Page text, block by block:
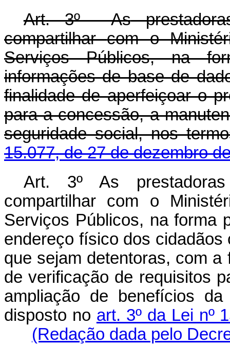
Art. 3º As
compartilharcom o
Serviços Públicos, na
informações de base de
finalidade de aperfeiçoar o
para a concessão, a
seguridade social, nos
15.077, de 27 de dezembro
Art. 3º As
compartilhar com o
Serviços Públicos, na forma
endereço físico dos
que sejam detentoras, com
de verificação de requisitos
ampliação de benefícios
disposto no art. 3º da Lei nº
(Redação dada pelo